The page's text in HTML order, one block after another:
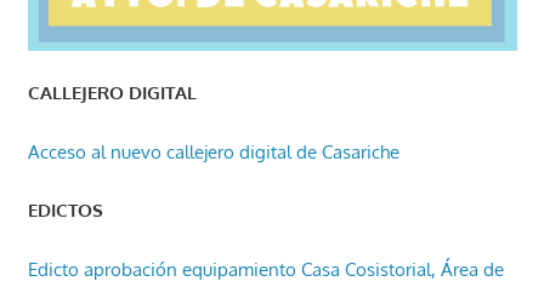
CALLEJERO DIGITAL
Acceso al nuevo callejero digital de Casariche
EDICTOS
Edicto aprobación equipamiento Casa Cosistorial, Área de